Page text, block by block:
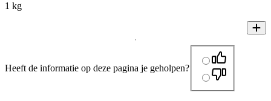
1 kg
Heeft de informatie op deze pagina je geholpen?